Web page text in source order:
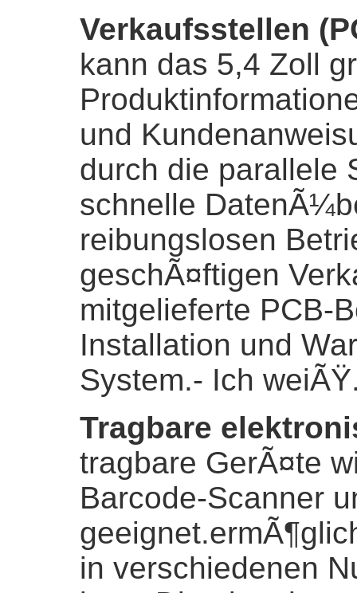
Verkaufsstellen
kann das 5,4 Zoll
und
durch die parallele
schnelle
reibungslosen
geschÃ¤ftigen
mitgelieferte PCB-
Installation und
System.- Ich
Tragbare
tragbare GerÃ¤te
Barcode-Scanner
in verschiedenen